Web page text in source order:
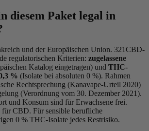
diesem Paket legal in
und der Europäischen Union. 321CBD-
regulatorischen Kriterien: zugelassene
Katalog eingetragen) und THC-
% (Isolate bei absoluten 0 %). Rahmen
Rechtsprechung (Kanavape-Urteil 2020)
(Verordnung vom 30. Dezember 2021).
und Konsum sind für Erwachsene frei.
für CBD. Für sensible berufliche
0 % THC-Isolate jedes Restrisiko.